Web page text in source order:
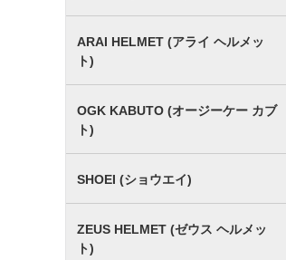
ARAI HELMET (アライ ヘルメッ
ト)
OGK KABUTO (オージーケー カブ
ト)
SHOEI (ショウエイ)
ZEUS HELMET (ゼウス ヘルメッ
ト)